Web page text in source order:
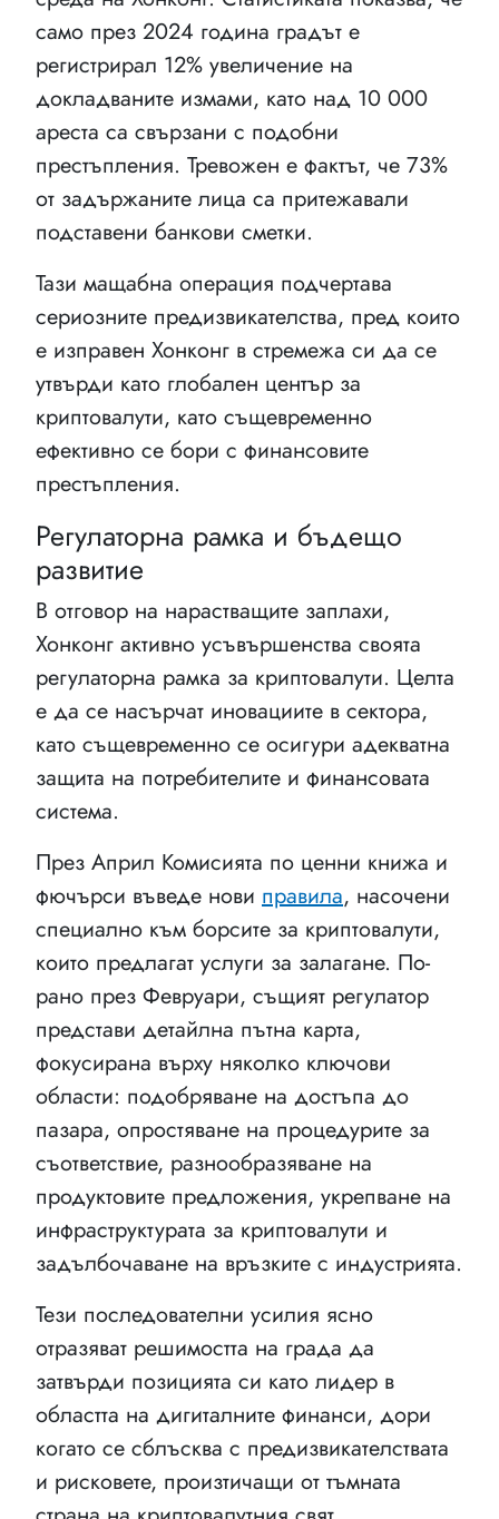
само през 2024 година градът е
регистрирал 12% увеличение на
докладваните измами, като над 10 000
ареста са свързани с подобни
престъпления. Тревожен е фактът, че 73%
от задържаните лица са притежавали
подставени банкови сметки.
Тази мащабна операция подчертава
сериозните предизвикателства, пред които
е изправен Хонконг в стремежа си да се
утвърди като глобален център за
криптовалути, като същевременно
ефективно се бори с финансовите
престъпления.
Регулаторна рамка и бъдещо
развитие
В отговор на нарастващите заплахи,
Хонконг активно усъвършенства своята
регулаторна рамка за криптовалути. Целта
е да се насърчат иновациите в сектора,
като същевременно се осигури адекватна
защита на потребителите и финансовата
система.
През Април Комисията по ценни книжа и
фючърси въведе нови правила, насочени
специално към борсите за криптовалути,
които предлагат услуги за залагане. По-
рано през Февруари, същият регулатор
представи детайлна пътна карта,
фокусирана върху няколко ключови
области: подобряване на достъпа до
пазара, опростяване на процедурите за
съответствие, разнообразяване на
продуктовите предложения, укрепване на
инфраструктурата за криптовалути и
задълбочаване на връзките с индустрията.
Тези последователни усилия ясно
отразяват решимостта на града да
затвърди позицията си като лидер в
областта на дигиталните финанси, дори
когато се сблъсква с предизвикателствата
и рисковете, произтичащи от тъмната